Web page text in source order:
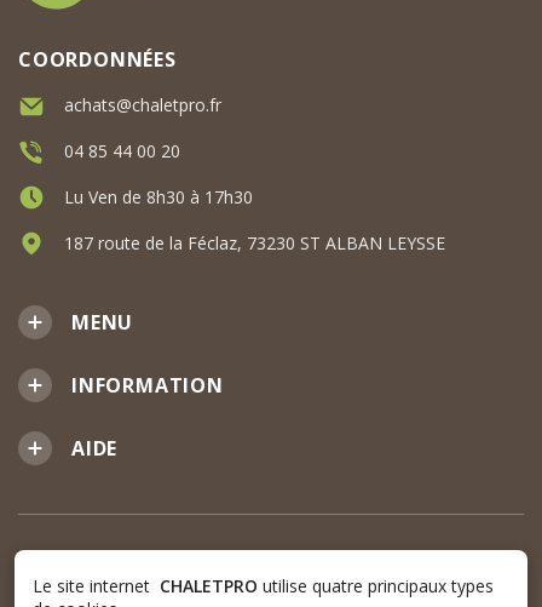
MENU
INFORMATION
AIDE
COORDONNÉES
achats@chaletpro.fr
04 85 44 00 20
Lu Ven de 8h30 à 17h30
187 route de la Féclaz, 73230 ST ALBAN LEYSSE
Le site internet CHALETPRO utilise quatre principaux types